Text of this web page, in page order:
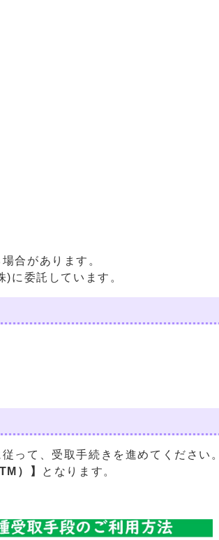
合があります。
)に委託しています。
って、受取手続きを進めてください。
）】 となります。